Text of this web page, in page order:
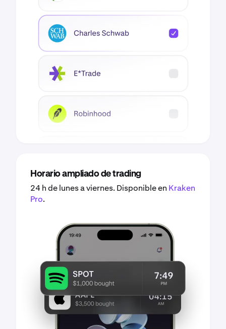
Horario ampliado de trading
24 h de lunes a viernes. Disponible en Kraken
Pro.